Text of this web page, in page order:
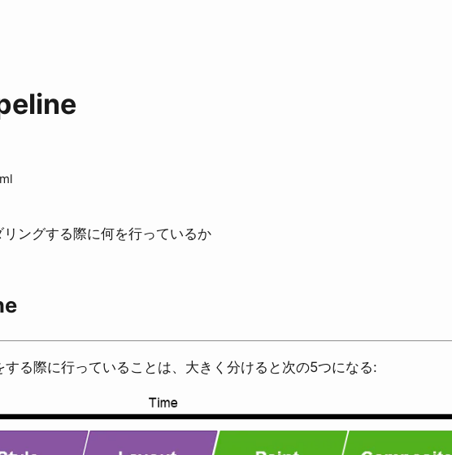
ングする際に何を行っているか
る際に行っていることは、大きく分けると次の5つになる: